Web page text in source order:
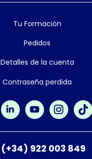
Tu Formación
Pedidos
Detalles de la cuenta
Contraseña perdida
(+34) 922 003 849